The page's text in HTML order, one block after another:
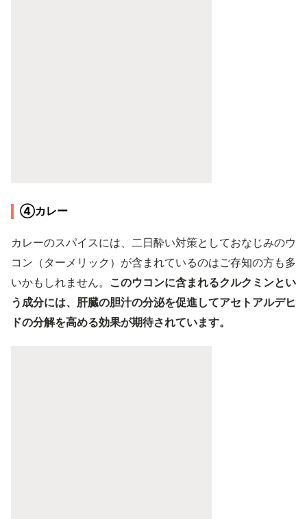
④カレー
カレーのスパイスには、二日酔い対策としておなじみのウ
コン（ターメリック）が含まれているのはご存知の方も多
いかもしれません。 このウコンに含まれるクルクミンとい
う成分には、肝臓の胆汁の分泌を促進してアセトアルデヒ
ドの分解を高める効果が期待されています。